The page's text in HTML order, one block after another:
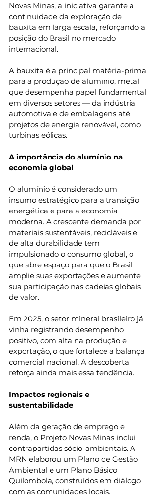
Novas Minas, a iniciativa garante a
continuidade da exploração de
bauxita em larga escala, reforçando a
posição do Brasil no mercado
internacional.
A bauxita é a principal matéria-prima
para a produção de alumínio, metal
que desempenha papel fundamental
em diversos setores — da indústria
automotiva e de embalagens até
projetos de energia renovável, como
turbinas eólicas.
A importância do alumínio na
economia global
O alumínio é considerado um
insumo estratégico para a transição
energética e para a economia
moderna. A crescente demanda por
materiais sustentáveis, recicláveis e
de alta durabilidade tem
impulsionado o consumo global, o
que abre espaço para que o Brasil
amplie suas exportações e aumente
sua participação nas cadeias globais
de valor.
Em 2025, o setor mineral brasileiro já
vinha registrando desempenho
positivo, com alta na produção e
exportação, o que fortalece a balança
comercial nacional. A descoberta
reforça ainda mais essa tendência.
Impactos regionais e
sustentabilidade
Além da geração de emprego e
renda, o Projeto Novas Minas inclui
contrapartidas sócio-ambientais. A
MRN elaborou um Plano de Gestão
Ambiental e um Plano Básico
Quilombola, construídos em diálogo
com as comunidades locais.